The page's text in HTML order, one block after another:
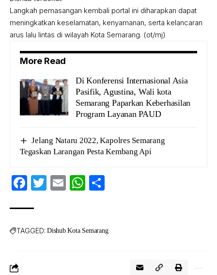
Langkah pemasangan kembali portal ini diharapkan dapat
meningkatkan keselamatan, kenyamanan, serta kelancaran
arus lalu lintas di wilayah Kota Semarang. (ot/mj)
More Read
Di Konferensi Internasional Asia
Pasifik, Agustina, Wali kota
Semarang Paparkan Keberhasilan
Program Layanan PAUD
Jelang Nataru 2022, Kapolres Semarang
Tegaskan Larangan Pesta Kembang Api
Facebook
Twitter
EmailWhatsApp
TAGGED: Dishub Kota Semarang